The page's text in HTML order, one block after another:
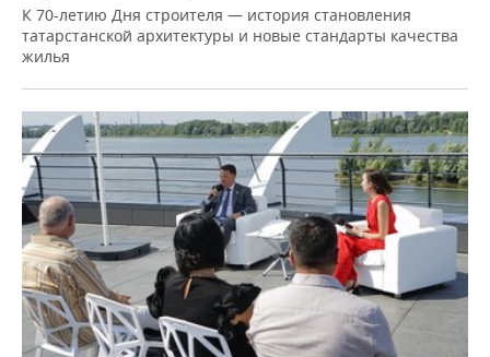
К 70-летию Дня строителя — история становления
татарстанской архитектуры и новые стандарты качества
жилья